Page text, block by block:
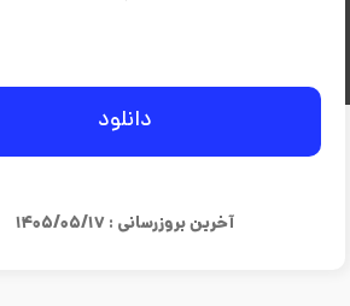
دانلود
آخرین بروزرسانی : ۱۴۰۵/۰۵/۱۷